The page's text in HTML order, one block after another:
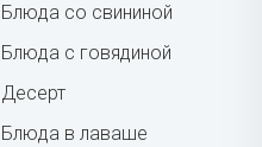
Блюда со свининой
Блюда с говядиной
Десерт
Блюда в лаваше